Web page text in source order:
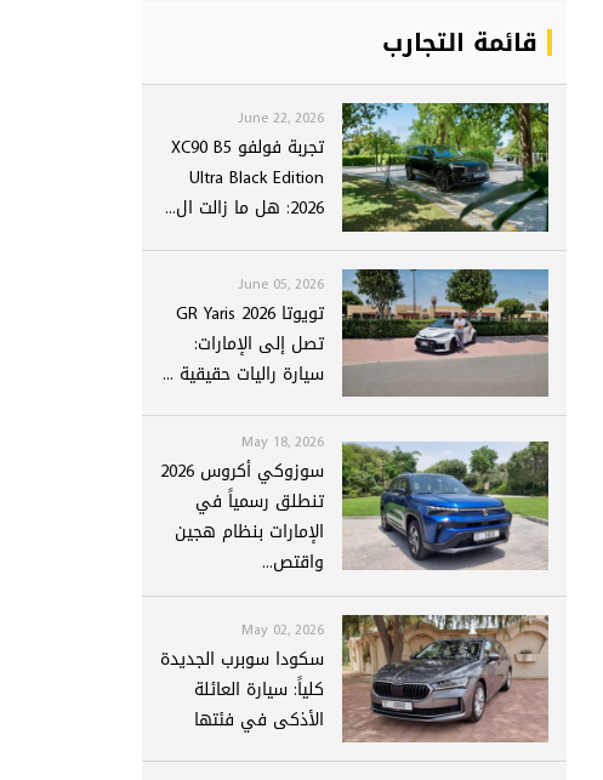
قائمة التجارب
June 22, 2026
تجربة فولفو XC90 B5
Ultra Black Edition
2026: هل ما زالت ال...
June 05, 2026
تويوتا GR Yaris 2026
تصل إلى الإمارات:
سيارة راليات حقيقية ...
May 18, 2026
سوزوكي أكروس 2026
تنطلق رسمياً في
الإمارات بنظام هجين
واقتص...
May 02, 2026
سكودا سوبرب الجديدة
كلياً: سيارة العائلة
الأذكى في فئتها